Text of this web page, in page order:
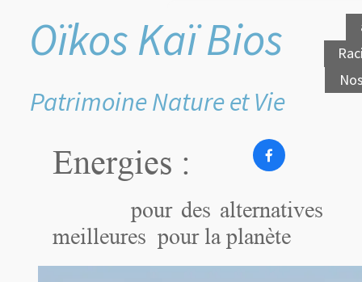
Oïkos Kaï Bios
Patrimoine Nature et Vie

Energies :
pour des alternatives
meilleures pour la planète